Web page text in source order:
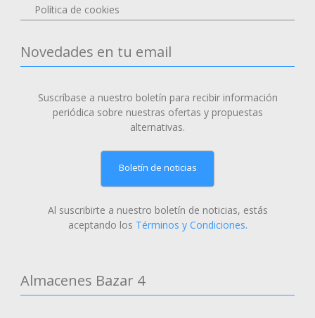
Política de cookies
Novedades en tu email
Suscríbase a nuestro boletín para recibir información
periódica sobre nuestras ofertas y propuestas
alternativas.
Boletín de noticias
Al suscribirte a nuestro boletín de noticias, estás
aceptando los Términos y Condiciones.
Almacenes Bazar 4